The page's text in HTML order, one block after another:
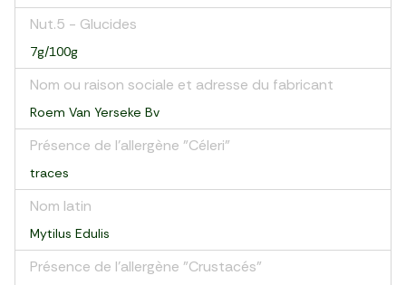
Nut.5 - Glucides
7g/100g
Nom ou raison sociale et adresse du fabricant
Roem Van Yerseke Bv
Présence de l'allergène "Céleri"
traces
Nom latin
Mytilus Edulis
Présence de l'allergène "Crustacés"